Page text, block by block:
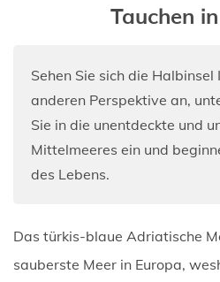
Tauchen
Sehen Sie sich die
anderen Perspektive an,
Sie in die unentdeckte und
Mittelmeeres ein und
des Lebens.
Das türkis-blaue Adriatische
sauberste Meer in Europa,